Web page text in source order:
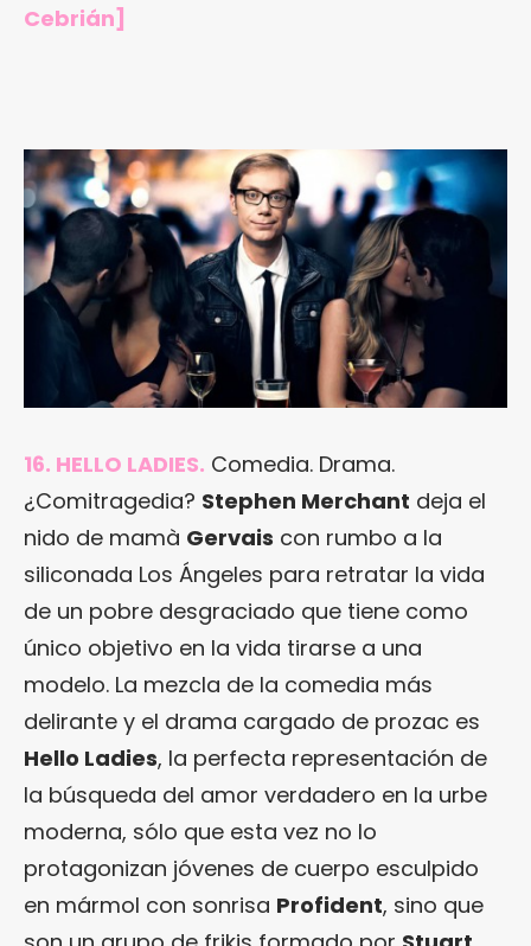
Cebrián]
16. HELLO LADIES. Comedia. Drama.
¿Comitragedia? Stephen Merchant deja el
nido de mamà Gervais con rumbo a la
siliconada Los Ángeles para retratar la vida
de un pobre desgraciado que tiene como
único objetivo en la vida tirarse a una
modelo. La mezcla de la comedia más
delirante y el drama cargado de prozac es
Hello Ladies, la perfecta representación de
la búsqueda del amor verdadero en la urbe
moderna, sólo que esta vez no lo
protagonizan jóvenes de cuerpo esculpido
en mármol con sonrisa Profident, sino que